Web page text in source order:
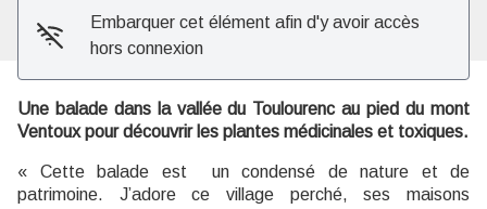
Embarquer cet élément afin d'y avoir accès
hors connexion
Une balade dans la vallée du Toulourenc au pied du mont
Ventoux pour découvrir les plantes médicinales et toxiques.
« Cette balade est un condensé de nature et de
patrimoine. J’adore ce village perché, ses maisons